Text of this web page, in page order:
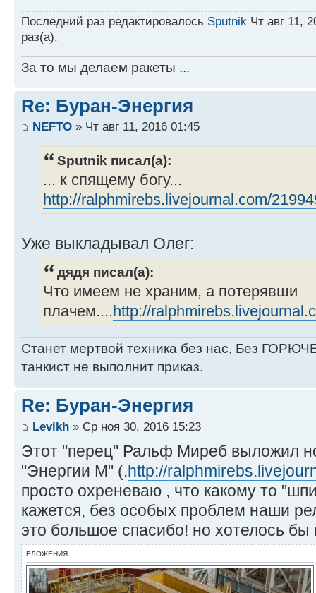
Последний раз редактировалось Sputnik Чт авг 11,
раз(а).
За то мы делаем ракеты ...
Re: Буран-Энергия
NEFTO » Чт авг 11, 2016 01:45
Sputnik писал(а):
... к спящему богу...
http://ralphmirebs.livejournal.com/
Уже выкладывал Олег:
дядя писал(а):
Что имеем не храним, а потерявши
плачем.... http://
Станет мертвой техника без нас, Без
танкист не выполнит приказ.
Re: Буран-Энергия
Levikh » Ср ноя 30, 2016 15:23
Этот "перец" Ральф Миреб выложил
"Энергии М" (.http://
просто охреневаю , что какому то
кажется, без особых проблем наши
это большое спасибо! но хотелось
ВЛОЖЕНИЯ